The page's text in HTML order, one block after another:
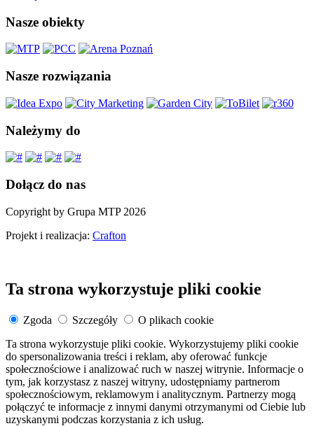
Nasze obiekty
Nasze rozwiązania
Należymy do
Dołącz do nas
Copyright by Grupa MTP 2026
Projekt i realizacja: Crafton
Ta strona wykorzystuje pliki cookie
Zgoda Szczegóły
O plikach cookie
Ta strona wykorzystuje pliki cookie. Wykorzystujemy pliki cookie
do spersonalizowania treści i reklam, aby oferować funkcje
społecznościowe i analizować ruch w naszej witrynie. Informacje o
tym, jak korzystasz z naszej witryny, udostępniamy partnerom
społecznościowym, reklamowym i analitycznym. Partnerzy mogą
połączyć te informacje z innymi danymi otrzymanymi od Ciebie lub
uzyskanymi podczas korzystania z ich usług.